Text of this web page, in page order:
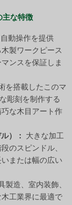
主な特徴
動操作を提供
製ワークピース
ンスを保証しま
を搭載したこのマ
彫刻を制作する
な木目アート作
）：
大きな加工
のスピンドル、
または幅の広い
製造、室内装飾、
工業界に最適で